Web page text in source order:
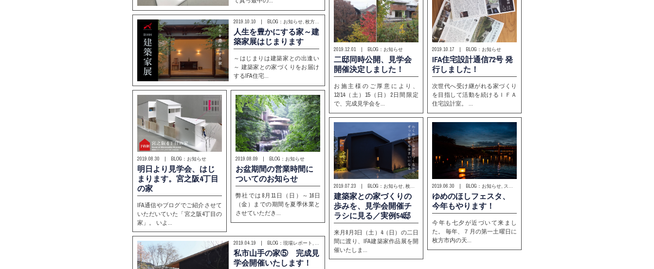
2019.12.01 | BLOG：お知らせ
二邸同時公開、見学会
開催決定しました！
お施主様のご厚意により、
12/14（土）15（日）2日間限定
で、完成見学会を…
2019.10.17 | BLOG：お知らせ
IFA住宅設計通信72号 発
行しました！
次世代へ受け継がれる家づくり
を目指して活動を続けるＩＦＡ
住宅設計室。 …
2019.10.10 | BLOG：お知らせ, 枚方T-SITE
人生を豊かにする家～建
築家展はじまります
～はじまりは建築家との出逢い
～ 建築家との家づくりをお届け
するIFA住宅…
2019.08.30 | BLOG：お知らせ
明日より見学会、はじ
まります。宮之阪4丁目
の家
IFA通信やブログでご紹介させて
いただいていた「宮之阪4丁目の
家」。 いよ…
2019.08.09 | BLOG：お知らせ
お盆期間の営業時間に
ついてのお知らせ
弊社では8月11日（日）～16日
（金）までの期間を夏季休業と
させていただき…
2019.07.23 | BLOG：お知らせ, 枚方T-SITE
建築家との家づくりの
歩みを、見学会開催チ
ラシに見る／実例54邸
来月8月3日（土）4（日）の二日
間に渡り、IFA建築家作品展を開
催いたしま…
2019.06.30 | BLOG：お知らせ, スタッフブログ
ゆめのほしフェスタ、
今年もやります！
今年も七夕が近づいて来まし
た。 毎年、７月の第一土曜日に
枚方市内の天…
2019.04.19 | BLOG：現場レポート, お知らせ
私市山手の家⑤ 完成見
学会開催いたします！